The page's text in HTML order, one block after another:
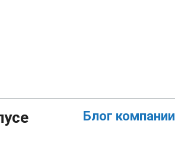
Блог компании